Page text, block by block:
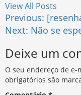
View All Posts
Post
navigation
Previous:
Next: Não se
Deixe um
O seu endereço de
obrigatórios são